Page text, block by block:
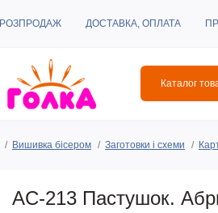
РОЗПРОДАЖ ДОСТАВКА, ОПЛАТА
Каталог
Вишивка бісером Заготовки і схеми
AC-213 Пастушок.